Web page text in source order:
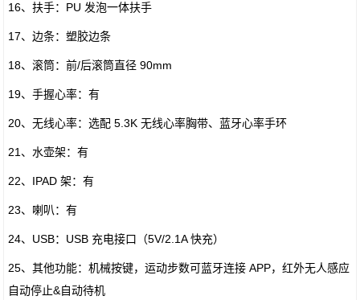
16、扶手：PU 发泡一体扶手
17、边条：塑胶边条
18、滚筒：前/后滚筒直径 90mm
19、手握心率：有
20、无线心率：选配 5.3K 无线心率胸带、蓝牙心率手环
21、水壶架：有
22、IPAD 架：有
23、喇叭：有
24、USB：USB 充电接口（5V/2.1A 快充）
25、其他功能：机械按键，运动步数可蓝牙连接 APP，红外无人感应
自动停止&自动待机